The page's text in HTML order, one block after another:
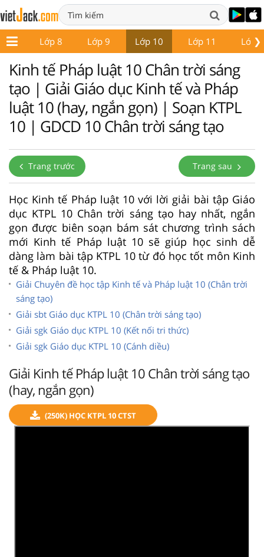
❯
7 Lớp 8 Lớp 9 Lớp 10 Lớp 11 Lớp
Kinh tế Pháp luật 10 Chân trời sáng
tạo | Giải Giáo dục Kinh tế và Pháp
luật 10 (hay, ngắn gọn) | Soạn KTPL
10 | GDCD 10 Chân trời sáng tạo
Trang trước Trang sau
Học Kinh tế Pháp luật 10 với lời giải bài tập Giáo
dục KTPL 10 Chân trời sáng tạo hay nhất, ngắn
gọn được biên soạn bám sát chương trình sách
mới Kinh tế Pháp luật 10 sẽ giúp học sinh dễ
dàng làm bài tập KTPL 10 từ đó học tốt môn Kinh
tế & Pháp luật 10.
Giải Chuyên đề học tập Kinh tế và Pháp luật 10 (Chân trời
sáng tạo)
Giải sbt Giáo dục KTPL 10 (Chân trời sáng tạo)
Giải sgk Giáo dục KTPL 10 (Kết nối tri thức)
Giải sgk Giáo dục KTPL 10 (Cánh diều)
Giải Kinh tế Pháp luật 10 Chân trời sáng tạo
(hay, ngắn gọn)
(250K) HỌC KTPL 10 CTST